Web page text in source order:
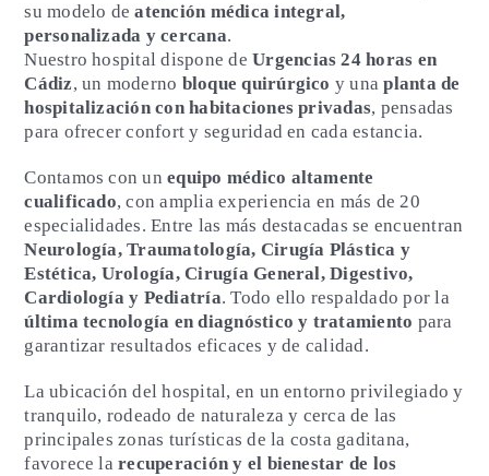
su modelo deatención médica integral,
personalizada y cercana.
Nuestro hospital dispone deUrgencias 24 horas en
Cádiz, un moderno bloque quirúrgico y unaplanta de
hospitalización con habitaciones privadas, pensadas
para ofrecer confort y seguridad en cada estancia.
Contamos con unequipo médico altamente
cualificado, con amplia experiencia en más de 20
especialidades. Entre las más destacadas se encuentran
Neurología, Traumatología, Cirugía Plástica y
Estética, Urología, Cirugía General, Digestivo,
Cardiología y Pediatría. Todo ello respaldado por la
última tecnología en diagnóstico y tratamiento para
garantizar resultados eficaces y de calidad.
La ubicación del hospital, en un entorno privilegiado y
tranquilo, rodeado de naturaleza y cerca de las
principales zonas turísticas de la costa gaditana,
favorece larecuperación y el bienestar de los